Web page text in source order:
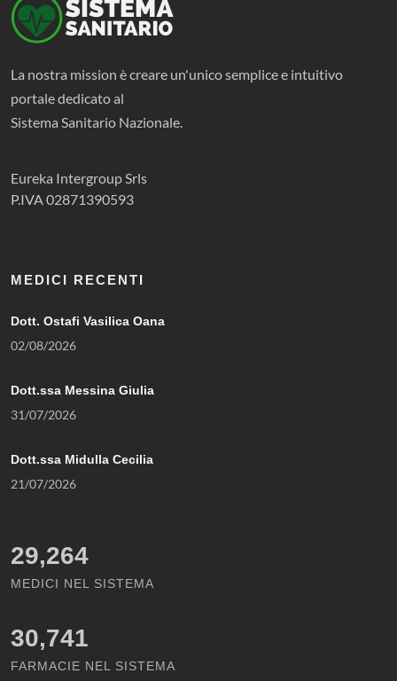
La nostra mission è creare un'unico semplice e intuitivo
portale dedicato al
Sistema Sanitario Nazionale.
Eureka Intergroup Srls
P.IVA 02871390593
MEDICI RECENTI
Dott. Ostafi Vasilica Oana
02/08/2026
Dott.ssa Messina Giulia
31/07/2026
Dott.ssa Midulla Cecilia
21/07/2026
29,264
MEDICI NEL SISTEMA
30,741
FARMACIE NEL SISTEMA